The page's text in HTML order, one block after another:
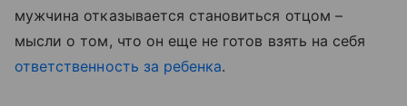
мужчина отказывается становиться отцом –
мысли о том, что он еще не готов взять на себя
ответственность за ребенка.